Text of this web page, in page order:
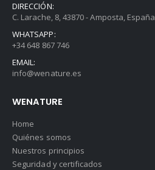
DIRECCIÓN:
C. Larache, 8, 43870 - Amposta, España
WHATSAPP:
+34 648 867 746
EMAIL:
info@wenature.es
WENATURE
Home
Quiénes somos
Nuestros principios
Seguridad y certificados